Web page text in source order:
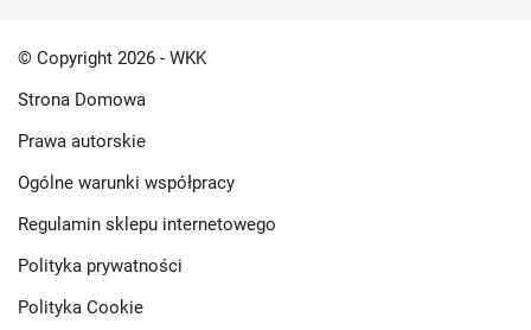
© Copyright 2026 - WKK
Strona Domowa
Prawa autorskie
Ogólne warunki współpracy
Regulamin sklepu internetowego
Polityka prywatności
Polityka Cookie